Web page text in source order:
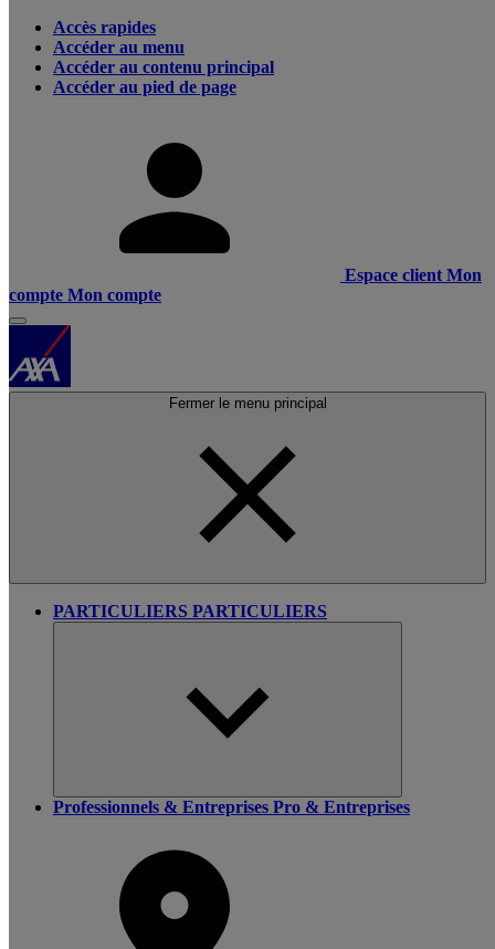
Accès rapides
Accéder au menu
Accéder au contenu principal
Accéder au pied de page
Espace client Mon
compte Mon compte
Fermer le menu principal
PARTICULIERS PARTICULIERS
Professionnels & Entreprises Pro & Entreprises